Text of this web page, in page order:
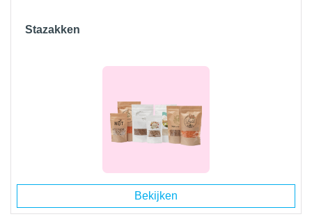
Stazakken
Bekijken